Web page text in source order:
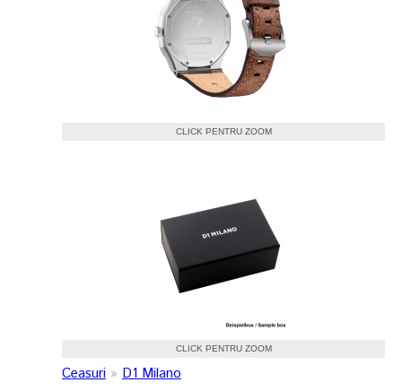
CLICK PENTRU ZOOM
CLICK PENTRU ZOOM
Ceasuri » D1 Milano